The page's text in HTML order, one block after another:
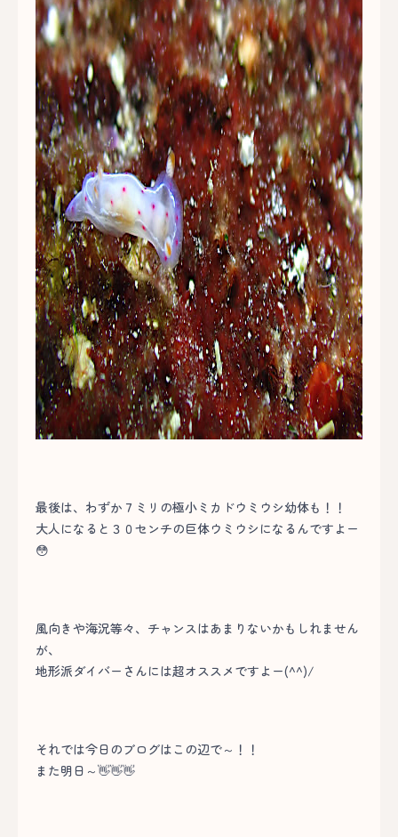
最後は、わずか７ミリの極小ミカドウミウシ幼体も！！
大人になると３０センチの巨体ウミウシになるんですよー
😳
風向きや海況等々、チャンスはあまりないかもしれません
が、
地形派ダイバーさんには超オススメですよー(^^)/
それでは今日のブログはこの辺で～！！
また明日～👋👋👋